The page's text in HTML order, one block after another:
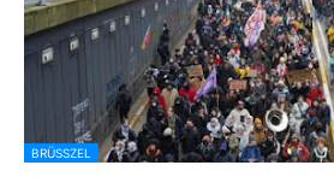
BRÜSSZEL